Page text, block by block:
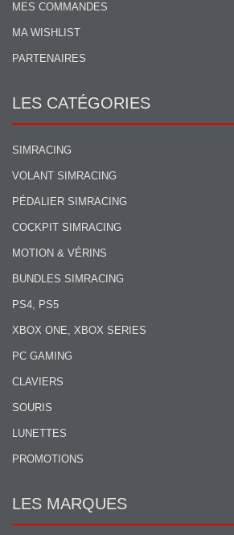
MES COMMANDES
MA WISHLIST
PARTENAIRES
LES CATÉGORIES
SIMRACING
VOLANT SIMRACING
PÉDALIER SIMRACING
COCKPIT SIMRACING
MOTION & VÉRINS
BUNDLES SIMRACING
PS4, PS5
XBOX ONE, XBOX SERIES
PC GAMING
CLAVIERS
SOURIS
LUNETTES
PROMOTIONS
LES MARQUES